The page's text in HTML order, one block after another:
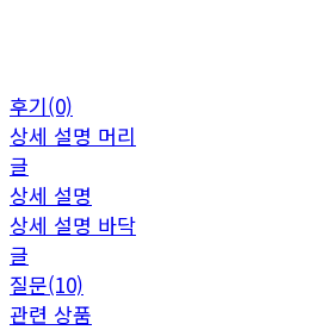
후기(0)
상세 설명 머리
글
상세 설명
상세 설명 바닥
글
질문(10)
관련 상품